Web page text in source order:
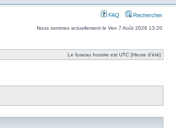
FAQ Rechercher
Nous sommes actuellement le Ven 7 Août 2026 13:20
Le fuseau horaire est UTC [Heure d’été]